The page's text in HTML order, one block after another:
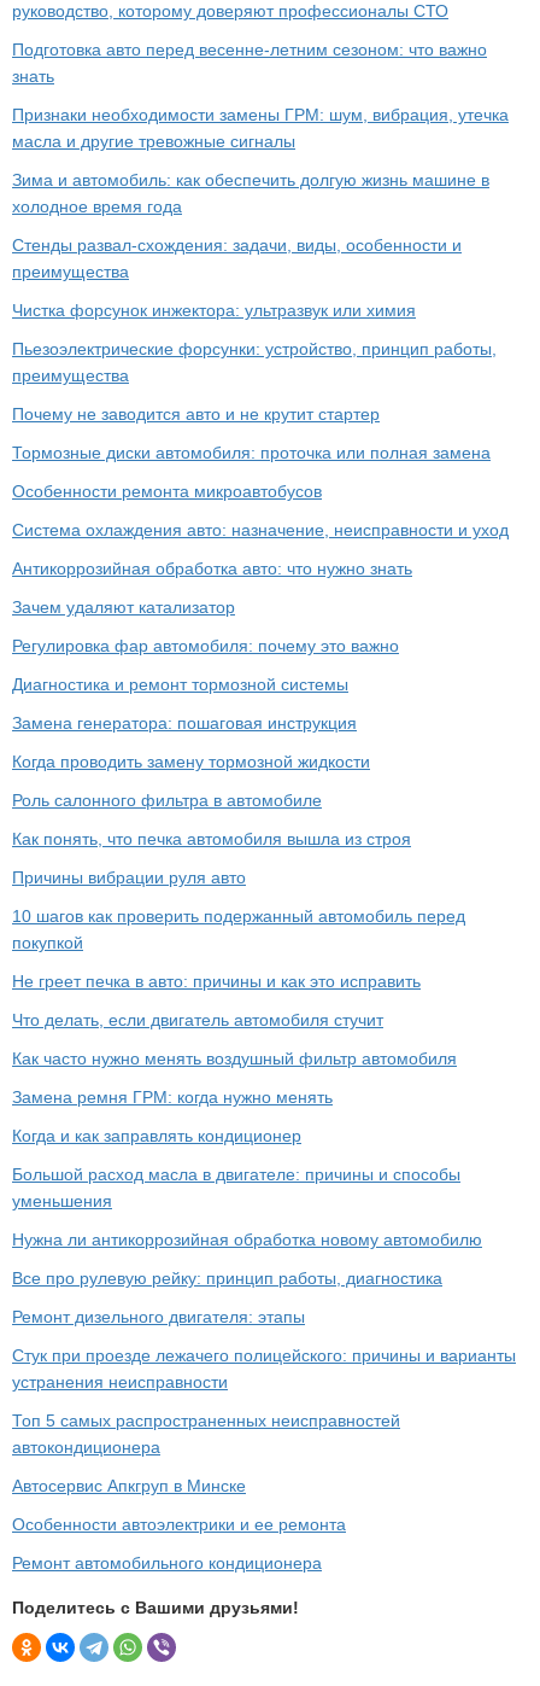
руководство, которому доверяют профессионалы СТО
Подготовка авто перед весенне-летним сезоном: что важно
знать
Признаки необходимости замены ГРМ: шум, вибрация, утечка
масла и другие тревожные сигналы
Зима и автомобиль: как обеспечить долгую жизнь машине в
холодное время года
Стенды развал-схождения: задачи, виды, особенности и
преимущества
Чистка форсунок инжектора: ультразвук или химия
Пьезоэлектрические форсунки: устройство, принцип работы,
преимущества
Почему не заводится авто и не крутит стартер
Тормозные диски автомобиля: проточка или полная замена
Особенности ремонта микроавтобусов
Система охлаждения авто: назначение, неисправности и уход
Антикоррозийная обработка авто: что нужно знать
Зачем удаляют катализатор
Регулировка фар автомобиля: почему это важно
Диагностика и ремонт тормозной системы
Замена генератора: пошаговая инструкция
Когда проводить замену тормозной жидкости
Роль салонного фильтра в автомобиле
Как понять, что печка автомобиля вышла из строя
Причины вибрации руля авто
10 шагов как проверить подержанный автомобиль перед
покупкой
Не греет печка в авто: причины и как это исправить
Что делать, если двигатель автомобиля стучит
Как часто нужно менять воздушный фильтр автомобиля
Замена ремня ГРМ: когда нужно менять
Когда и как заправлять кондиционер
Большой расход масла в двигателе: причины и способы
уменьшения
Нужна ли антикоррозийная обработка новому автомобилю
Все про рулевую рейку: принцип работы, диагностика
Ремонт дизельного двигателя: этапы
Стук при проезде лежачего полицейского: причины и варианты
устранения неисправности
Топ 5 самых распространенных неисправностей
автокондиционера
Автосервис Апкгруп в Минске
Особенности автоэлектрики и ее ремонта
Ремонт автомобильного кондиционера
Поделитесь с Вашими друзьями!